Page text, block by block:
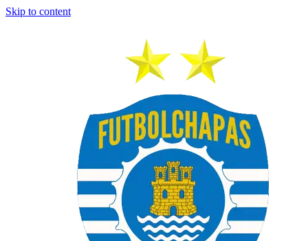
Skip to content